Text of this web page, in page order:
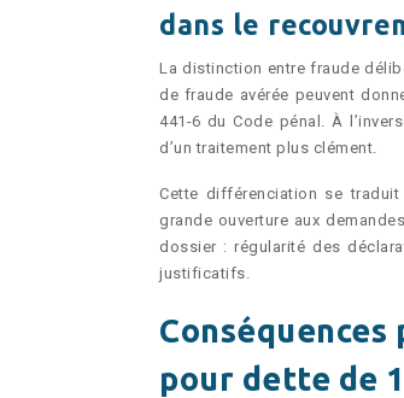
dans le
La distinction entre fraude
de fraude avérée peuvent
441-6 du Code pénal. À
d’un traitement plus clément.
Cette différenciation se
grande ouverture aux
dossier : régularité des
justificatifs.
pour dette de